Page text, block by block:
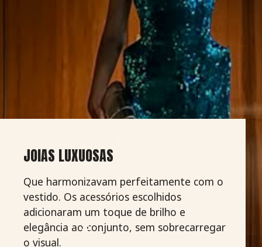
JOIAS LUXUOSAS
Que harmonizavam perfeitamente com o
vestido. Os acessórios escolhidos
adicionaram um toque de brilho e
elegância ao conjunto, sem sobrecarregar
o visual.